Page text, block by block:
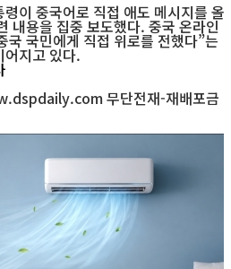
이 중국어로 직접 애도 메시지를 올
내용을 집중 보도했다. 중국 온라인
국 국민에게 직접 위로를 전했다”는
어지고 있다.
무단전재-재배포금